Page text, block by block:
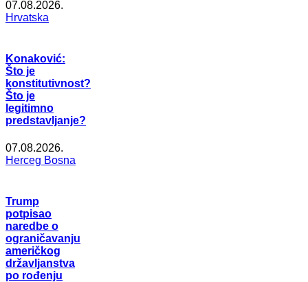
07.08.2026.
Hrvatska
Konaković:
Što je
konstitutivnost?
Što je
legitimno
predstavljanje?
07.08.2026.
Herceg Bosna
Trump
potpisao
naredbe o
ograničavanju
američkog
državljanstva
po rođenju